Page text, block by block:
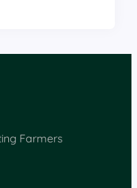
Farmers